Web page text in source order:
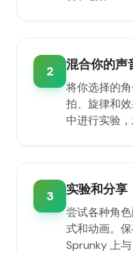
2 混合你的声
将你选择的
拍、旋律和
中进行实验
3 实验和分享
尝试各种角
式和动画。
Sprunky 上